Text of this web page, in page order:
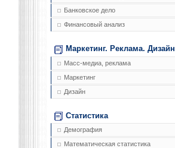
Банковское дело
Финансовый анализ
Маркетинг. Реклама. Дизайн
Масс-медиа, реклама
Маркетинг
Дизайн
Статистика
Демография
Математическая статистика